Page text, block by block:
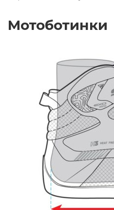
Мотоботинки